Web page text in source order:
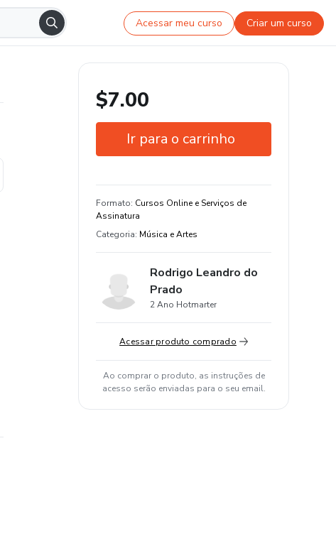
Acessar meu curso Criar um curso
$7.00
Ir para o carrinho
Estude do seu jeito e em qualquer
dispositivo
Formato: Cursos Online e Serviços de
Assinatura
Categoria: Música e Artes
Rodrigo Leandro do
Prado
2 Ano Hotmarter
Acessar produto comprado
Ao comprar o produto, as instruções de
acesso serão enviadas para o seu email.